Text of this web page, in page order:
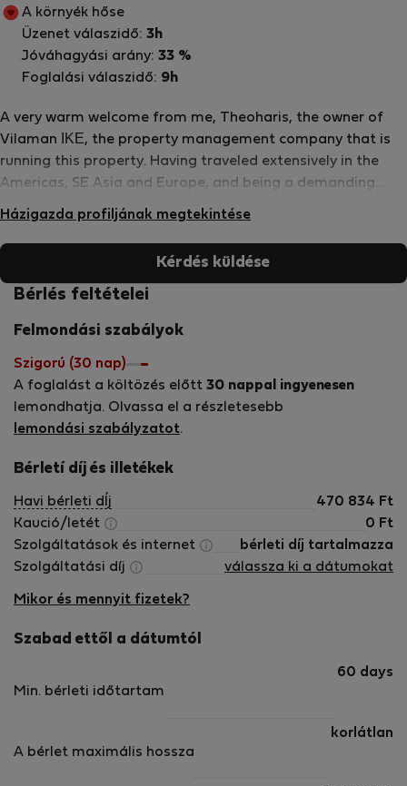
A very warm welcome from me, Theoharis, the owner of
Vilaman ΙΚΕ, the property management company that is
running this property. Having traveled extensively in the
Americas, SE Asia and Europe, and being a demanding
traveller myself, I adapted my experiences to my native
greek word that literally means a “friend to a stranger”
and is synonymous to hospitality. For Greeks however, it is
something deeper than that., it is an unspoken cultural law
addition, my personal relationship with each property
owner allows me to make sure that everything runs
smoothly, as desired, so that our every guest feels at
home at our properties and takes a unique experience and
unforgettable memories back home with them.
Házigazda profiljának megtekintése
A környék hőse
Üzenet válaszidő: 3h
Jóváhagyási arány: 33 %
Foglalási válaszidő: 9h
Kérdés küldése
Bérlés feltételei
Felmondási szabályok
Szigorú (30 nap)
A foglalást a költözés előtt 30 nappal ingyenesen
lemondhatja. Olvassa el a részletesebb
lemondási szabályzatot.
Bérletí díj és illetékek
Havi bérleti dÍj 470 834 Ft
Kaució/letét
0 Ft
Szolgáltatások és internet
bérleti díj tartalmazza
Szolgáltatási díj
válassza ki a dátumokat
Mikor és mennyit fizetek?
Szabad ettől a dátumtól
Min. bérleti időtartam
60 days
A bérlet maximális hossza
korlátlan